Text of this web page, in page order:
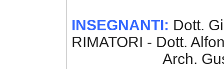
INSEGNANTI: Dott.
RIMATORI - Dott.
Arch. Gustavo